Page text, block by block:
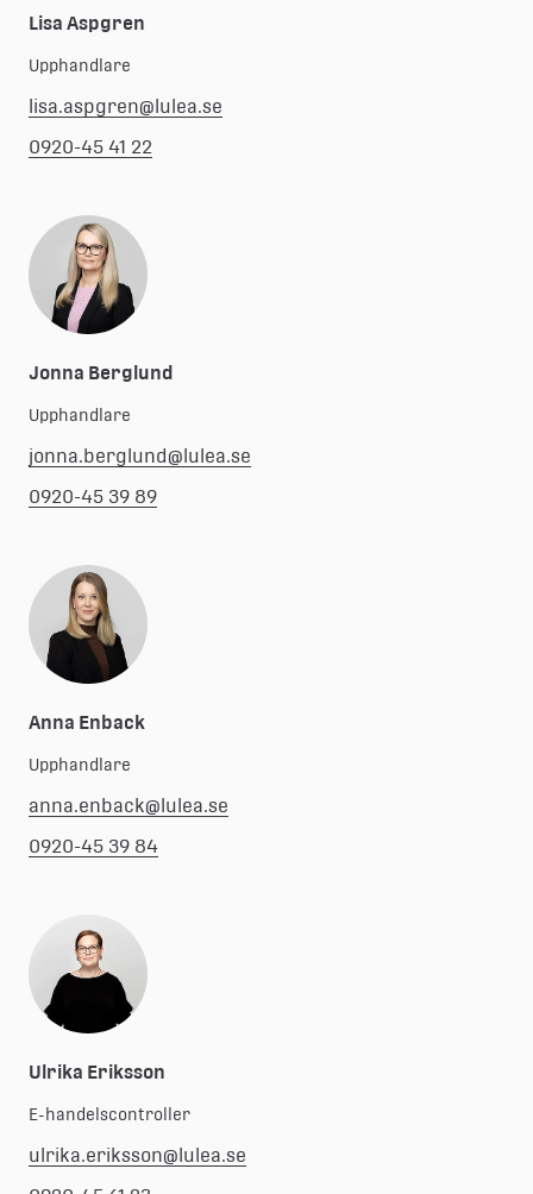
Lisa Aspgren
Upphandlare
lisa.aspgren@lulea.se
0920-45 41 22
Jonna Berglund
Upphandlare
jonna.berglund@lulea.se
0920-45 39 89
Anna Enback
Upphandlare
anna.enback@lulea.se
0920-45 39 84
Ulrika Eriksson
E-handelscontroller
ulrika.eriksson@lulea.se